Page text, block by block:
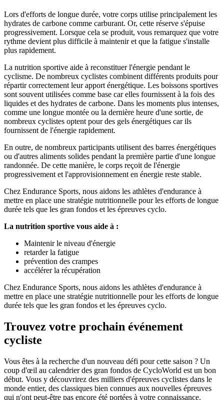
Lors d'efforts de longue durée, votre corps utilise principalement les
hydrates de carbone comme carburant. Or, cette réserve s'épuise
progressivement. Lorsque cela se produit, vous remarquez que votre
rythme devient plus difficile à maintenir et que la fatigue s'installe
plus rapidement.
La nutrition sportive aide à reconstituer l'énergie pendant le
cyclisme. De nombreux cyclistes combinent différents produits pour
répartir correctement leur apport énergétique. Les boissons sportives
sont souvent utilisées comme base car elles fournissent à la fois des
liquides et des hydrates de carbone. Dans les moments plus intenses,
comme une longue montée ou la dernière heure d'une sortie, de
nombreux cyclistes optent pour des gels énergétiques car ils
fournissent de l'énergie rapidement.
En outre, de nombreux participants utilisent des barres énergétiques
ou d'autres aliments solides pendant la première partie d'une longue
randonnée. De cette manière, le corps reçoit de l'énergie
progressivement et l'approvisionnement en énergie reste stable.
Chez Endurance Sports, nous aidons les athlètes d'endurance à
mettre en place une stratégie nutritionnelle pour les efforts de longue
durée tels que les gran fondos et les épreuves cyclo.
La nutrition sportive vous aide à :
Maintenir le niveau d'énergie
retarder la fatigue
prévention des crampes
accélérer la récupération
Chez Endurance Sports, nous aidons les athlètes d'endurance à
mettre en place une stratégie nutritionnelle pour les efforts de longue
durée tels que les gran fondos et les épreuves cyclo.
Trouvez votre prochain événement
cycliste
Vous êtes à la recherche d'un nouveau défi pour cette saison ? Un
coup d'œil au calendrier des gran fondos de CycloWorld est un bon
début. Vous y découvrirez des milliers d'épreuves cyclistes dans le
monde entier, des classiques bien connues aux nouvelles épreuves
qui n'ont peut-être pas encore été portées à votre connaissance.